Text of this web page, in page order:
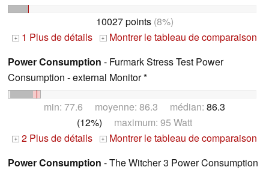
10027 points(8%)
+ 1 Plus de détails + Montrer le tableau de comparaison
Power Consumption - Furmark Stress Test Power
Consumption - external Monitor *
min: 77.6 moyenne: 86.3 médian: 86.3
(12%) maximum: 95 Watt
+ 2 Plus de détails + Montrer le tableau de comparaison
Power Consumption - The Witcher 3 Power Consumption